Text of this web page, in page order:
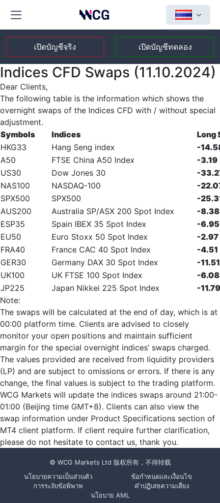
เปิดบัญชีจริง เปิดบัญชีทดลอง
Indices CFD Swaps (11.10.2024)
Dear Clients,
The following table is the information which shows the
overnight swaps of the Indices CFD with / without special
adjustment.
Symbols
Indices
Long
HKG33
Hang Seng index
-
A50
FTSE China A50 Index
-3.19
US30
Dow Jones 30
-
NAS100
NASDAQ-100
-
SPX500
SPX500
-
AUS200
Australia SP/ASX 200 Spot Index
-8.38
ESP35
Spain IBEX 35 Spot Index
-6.95
EU50
Euro Stoxx 50 Spot Index
-2.97
FRA40
France CAC 40 Spot Index
-4.51
GER30
Germany DAX 30 Spot Index
-11.51
UK100
UK FTSE 100 Spot Index
-6.08
JP225
Japan Nikkei 225 Spot Index
-11.79
Note:
The swaps will be calculated at the end of day, which is at
00:00 platform time. Clients are advised to closely
monitor your open positions and maintain sufficient
margin for the special overnight indices’ swaps charged.
The values provided are received from liquidity providers
(LP) and are subject to omissions or errors. If there is any
change, the final values is subject to the trading platform.
WCG Markets will update the indices swaps around 21:00-
01:00 (Beijing time GMT+8). Clients can also view the
swap information under Product Specifications section of
MT4 client platform. If client require further clarification,
please do not hesitate to contact us, thank you.
© WCG Markets Ltd 版权所有，不得转载
นโยบายความเป็นส่วนตัว
ข้อกำหนดและเงื่อนไข
การระงับข้อพิพาท
คำปฏิเสธความเสี่ยง
นโยบาย AML